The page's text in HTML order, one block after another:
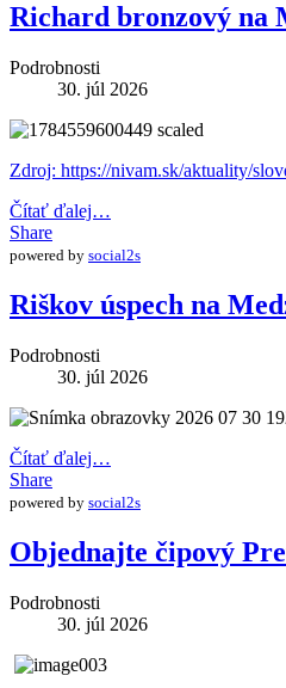
Richard bronzový na
Podrobnosti
30. júl 2026
Zdroj: https://nivam.sk/aktuality/
Čítať ďalej…
Share
powered by social2s
Riškov úspech na
Podrobnosti
30. júl 2026
Čítať ďalej…
Share
powered by social2s
Objednajte čipový
Podrobnosti
30. júl 2026